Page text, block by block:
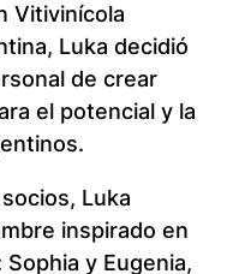
Vitivinícola
Luka decidió
de crear
el potencial y la
Luka
inspirado en
y Eugenia,